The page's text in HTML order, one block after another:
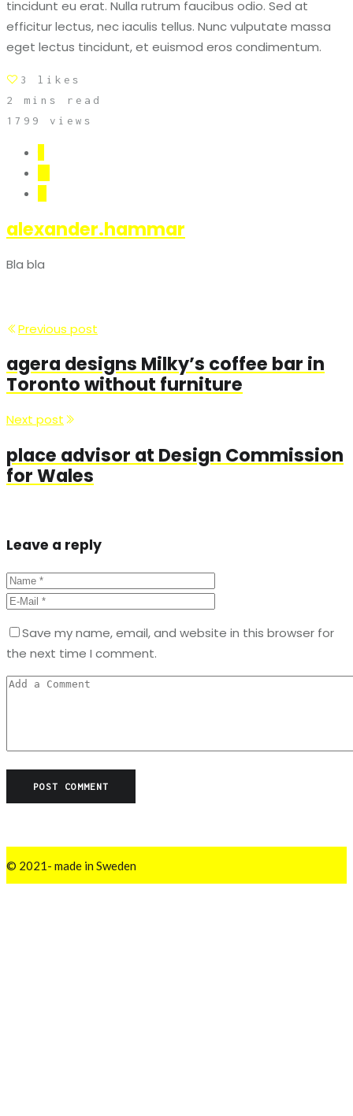
tincidunt eu erat. Nulla rutrum faucibus odio. Sed at
efficitur lectus, nec iaculis tellus. Nunc vulputate massa
eget lectus tincidunt, et euismod eros condimentum.
3
likes
2 mins read
1799 views
alexander.hammar
Bla bla
Previous post
agera designs Milky’s coffee bar in
Toronto without furniture
Next post
place advisor at Design Commission
for Wales
Leave a reply
Save my name, email, and website in this browser for
the next time I comment.
© 2021- made in Sweden